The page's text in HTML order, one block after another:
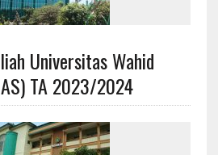
Universitas Wahid
TA 2023/2024